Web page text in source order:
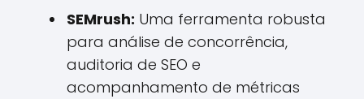
SEMrush: Uma ferramenta robusta
para análise de concorrência,
auditoria de SEO e
acompanhamento de métricas